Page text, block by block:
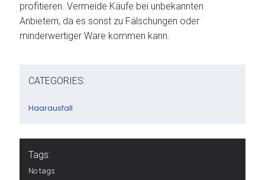
profitieren. Vermeide Käufe bei unbekannten
Anbietern, da es sonst zu Fälschungen oder
minderwertiger Ware kommen kann.
CATEGORIES:
Haarausfall
Tags:
No tags